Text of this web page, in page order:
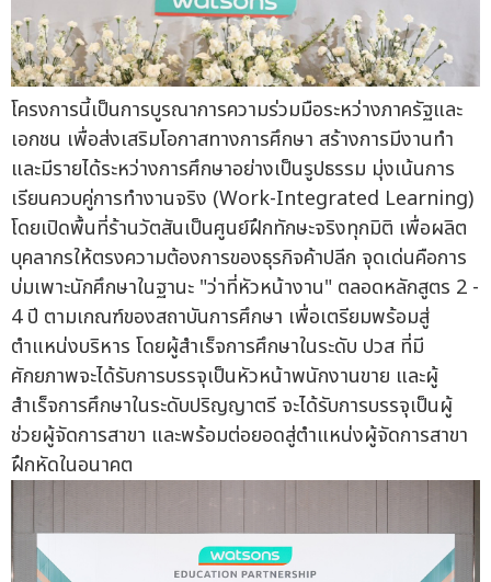
โครงการนี้เป็นการบูรณาการความร่วมมือระหว่างภาครัฐและ
เอกชน เพื่อส่งเสริมโอกาสทางการศึกษา สร้างการมีงานทำ
และมีรายได้ระหว่างการศึกษาอย่างเป็นรูปธรรม มุ่งเน้นการ
เรียนควบคู่การทำงานจริง (Work-Integrated Learning)
โดยเปิดพื้นที่ร้านวัตสันเป็นศูนย์ฝึกทักษะจริงทุกมิติ เพื่อผลิต
บุคลากรให้ตรงความต้องการของธุรกิจค้าปลีก จุดเด่นคือการ
บ่มเพาะนักศึกษาในฐานะ "ว่าที่หัวหน้างาน" ตลอดหลักสูตร 2 -
4 ปี ตามเกณฑ์ของสถาบันการศึกษา เพื่อเตรียมพร้อมสู่
ตำแหน่งบริหาร โดยผู้สำเร็จการศึกษาในระดับ ปวส ที่มี
ศักยภาพจะได้รับการบรรจุเป็นหัวหน้าพนักงานขาย และผู้
สำเร็จการศึกษาในระดับปริญญาตรี จะได้รับการบรรจุเป็นผู้
ช่วยผู้จัดการสาขา และพร้อมต่อยอดสู่ตำแหน่งผู้จัดการสาขา
ฝึกหัดในอนาคต